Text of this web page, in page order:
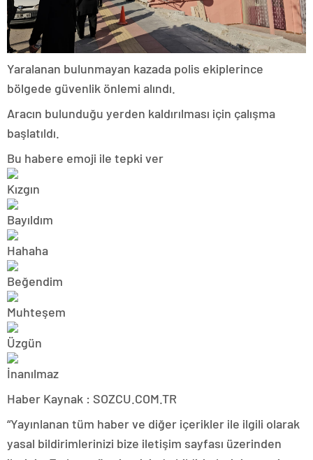
Yaralanan bulunmayan kazada polis ekiplerince
bölgede güvenlik önlemi alındı.
Aracın bulunduğu yerden kaldırılması için çalışma
başlatıldı.
Bu habere emoji ile tepki ver
Haber Kaynak : SOZCU.COM.TR
“Yayınlanan tüm haber ve diğer içerikler ile ilgili olarak
yasal bildirimlerinizi bize iletişim sayfası üzerinden